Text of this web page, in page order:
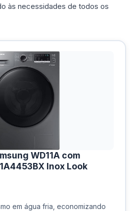
às necessidades de todos os
WD11A com
Inox Look
em água fria, economizando